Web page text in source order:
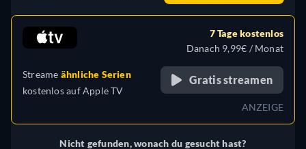
Französisch, Italienisch,
Japanisch, Polnisch,
Streame ähnliche Serien
kostenlos aufApple TV
7 Tage kostenlos
Danach 9,99€ / Monat
Gratis streamen
ANZEIGE
Nicht gefunden, wonach du gesucht hast?